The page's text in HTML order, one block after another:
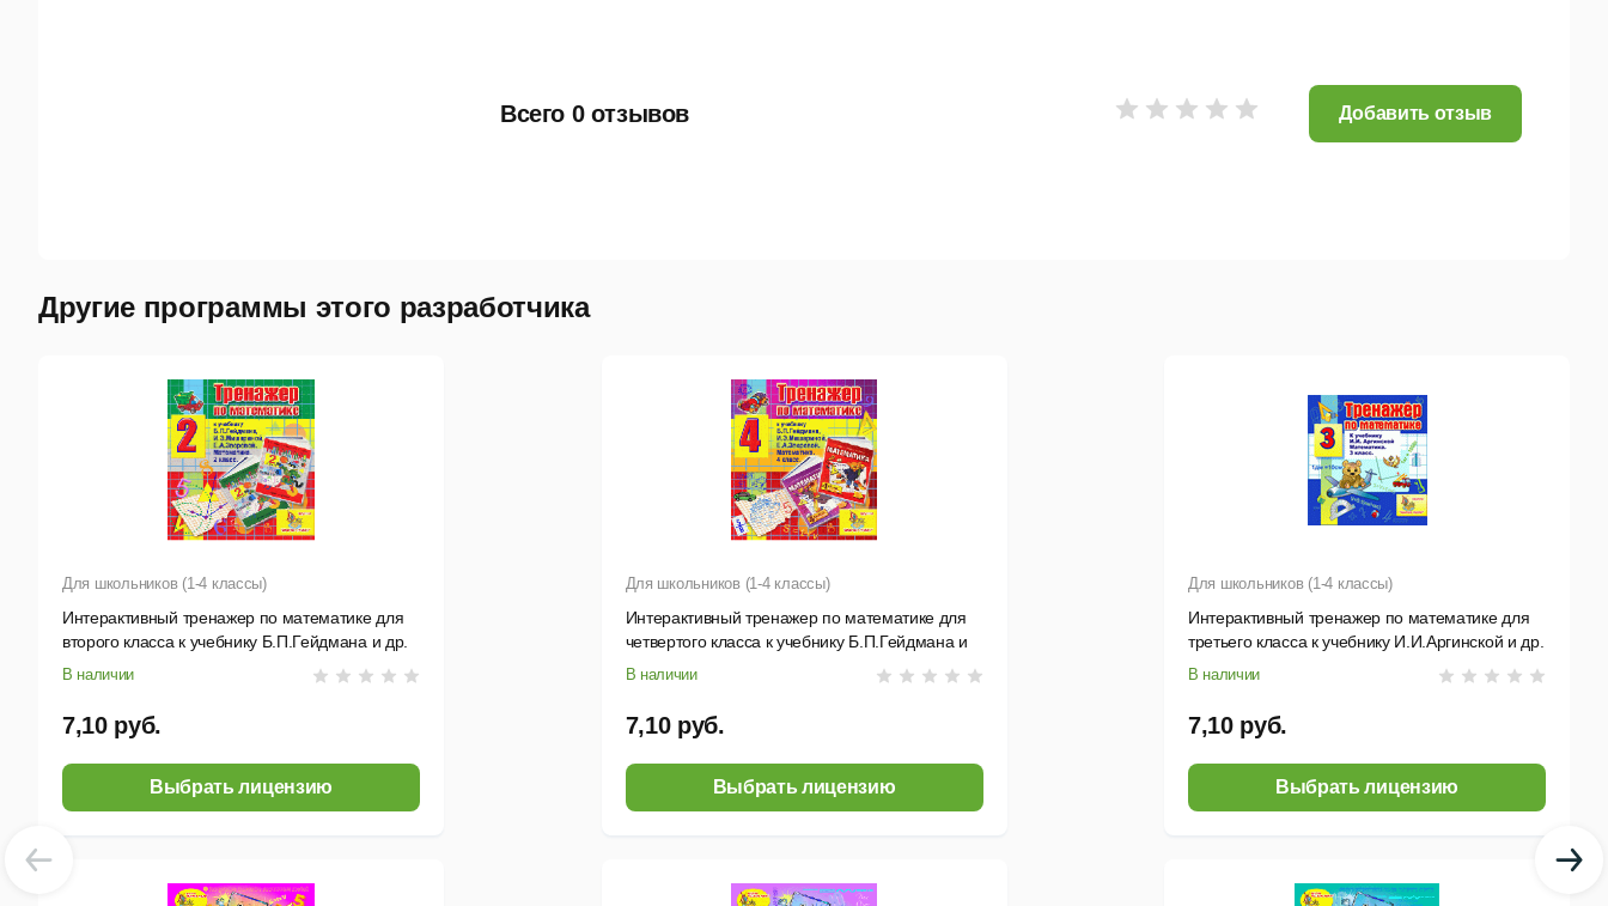
Всего 0 отзывов Добавить отзыв
Другие программы этого разработчика
Для школьников (1-4 классы)
Интерактивный тренажер по математике для
второго класса к учебнику Б.П.Гейдмана и др.
В наличии
7,10 руб.
Выбрать лицензию
Для школьников (1-4 классы)
Интерактивный тренажер по математике для
четвертого класса к учебнику Б.П.Гейдмана и
др.
В наличии
7,10 руб.
Выбрать лицензию
Для школьников (1-4 классы)
Интерактивный тренажер по математике для
третьего класса к учебнику И.И.Аргинской и др.
В наличии
7,10 руб.
Выбрать лицензию